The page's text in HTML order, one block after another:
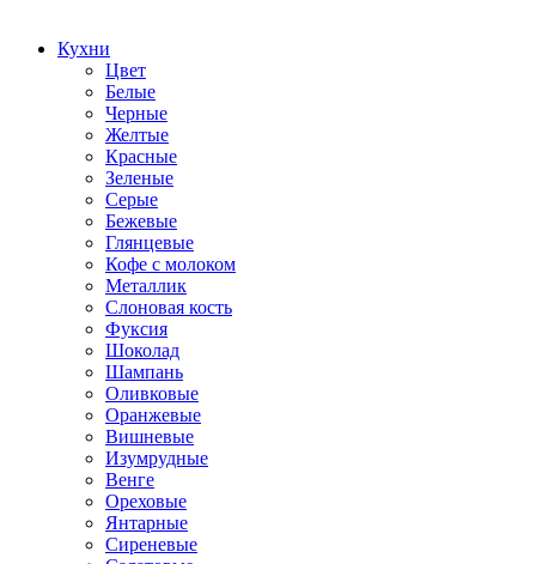
Кухни
Цвет
Белые
Черные
Желтые
Красные
Зеленые
Серые
Бежевые
Глянцевые
Кофе с молоком
Металлик
Слоновая кость
Фуксия
Шоколад
Шампань
Оливковые
Оранжевые
Вишневые
Изумрудные
Венге
Ореховые
Янтарные
Сиреневые